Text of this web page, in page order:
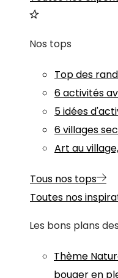
Nos tops
Top des
6 activités
5 idées
6 villages
Art au
Tous nos tops
Toutes nos
Les bons plans
Thème
bouger en